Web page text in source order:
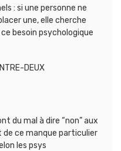
: si une personne ne
une, elle cherche
besoin psychologique
DEUX
du mal à dire “non” aux
ce manque particulier
les psys